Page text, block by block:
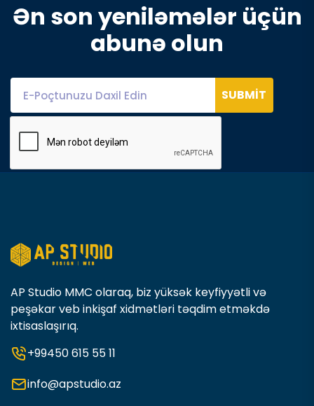
Ən son yeniləmələr üçün
abunə olun
SUBMIT
AP Studio MMC olaraq, biz yüksək keyfiyyətli və
peşəkar veb inkişaf xidmətləri təqdim etməkdə
ixtisaslaşırıq.
+99450 615 55 11
info@apstudio.az